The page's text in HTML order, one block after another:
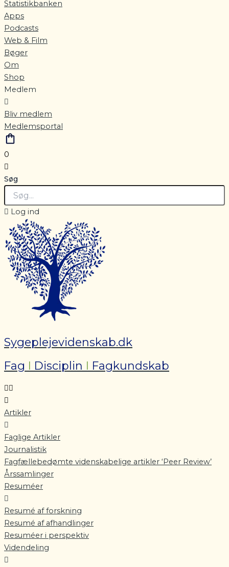
Statistikbanken
Apps
Podcasts
Web & Film
Bøger
Om
Shop
Medlem
Bliv medlem
Medlemsportal
0
Søg
Log ind
Sygeplejevidenskab.dk
Fag I Disciplin I Fagkundskab
Artikler
Faglige Artikler
Journalistik
Fagfællebedømte videnskabelige artikler ‘Peer Review’
Årssamlinger
Resuméer
Resumé af forskning
Resumé af afhandlinger
Resuméer i perspektiv
Videndeling